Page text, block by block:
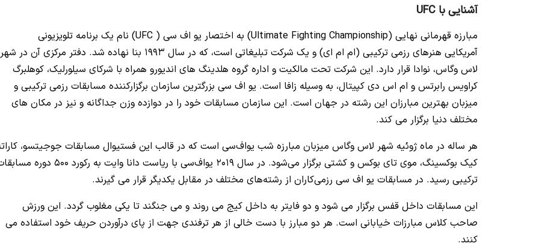
آشنایی با UFC
مبارزه قهرمانی نهایی (Ultimate Fighting Championship) به ‌اختصار یو اف‌ سی ( UFC) نام یک برنامه تلویزیونی
آمریکایی هنرهای رزمی ترکیبی (ام‌ ام‌ ای) و یک شرکت تبلیغاتی است، که در سال 1993 بنا نهاده شد. دفتر مرکزی آن در شهر
لاس وگاس، نوادا قرار دارد. این شرکت تحت مالکیت و اداره گروه هلدینگ‌ های اندیورو همراه با شرکای سیلورلیک، کوهلبرگ
کراویس رابرتس و ام‌ اس‌ دی کپیتال، به وسیله زافا است. یو اف‌ سی بزرگترین سازمان برگزارکننده مسابقات رزمی ترکیبی و
میزبان بهترین مبارزان این رشته در جهان است. این سازمان مسابقات خود را در دوازده وزن جداگانه و نیز در مکان‌ های
مختلف دنیا برگزار می‌ کند.
هر ساله در ماه ژوئیه شهر لاس وگاس میزبان مبارزه شب یواف‌سی است که در قالب این فستیوال مسابقات جوجیتسو،
کیک بوکسینگ، موی تای بوکس و کشتی برگزار می‌شود. در سال 2019 یواف‌سی با ریاست دانا وایت به رکورد 500
ترکیبی رسید. در مسابقات یو اف سی رزمی‌کاران از رشته‌های مختلف در مقابل یکدیگر قرار می‌ گیرند.
این مسابقات داخل قفس برگزار می‌ شود و دو فایتر به داخل کیج می روند و می‌ جنگند تا یکی مغلوب گردد. این ورزش
صاحب کلاس مبارزات خیابانی است. هر دو مبارز با دست خالی از هر ترفندی جهت از پای درآوردن حریف خود استفاده می‌
کنند.